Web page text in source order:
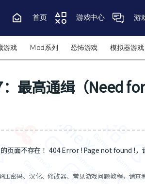
首页 游戏中心 游
游戏 Mod系列 恐怖游戏 模拟器游戏
最高通缉（Need
页面不存在 ！404 Error ! Page not found !，
压密码、汉化、修改器、常见游戏问题教程，请查